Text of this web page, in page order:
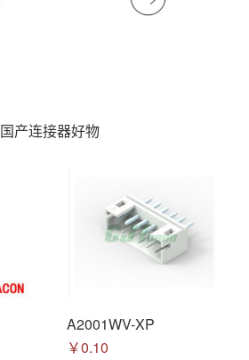
国产连接器好物
A2001WV-XP
￥0.10